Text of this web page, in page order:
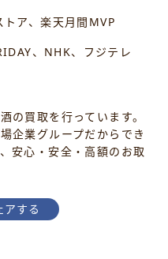
ア、楽天月間MVP
、NHK、フジテレ
の買取を行っています。
企業グループだからでき
安心・安全・高額のお取
アする